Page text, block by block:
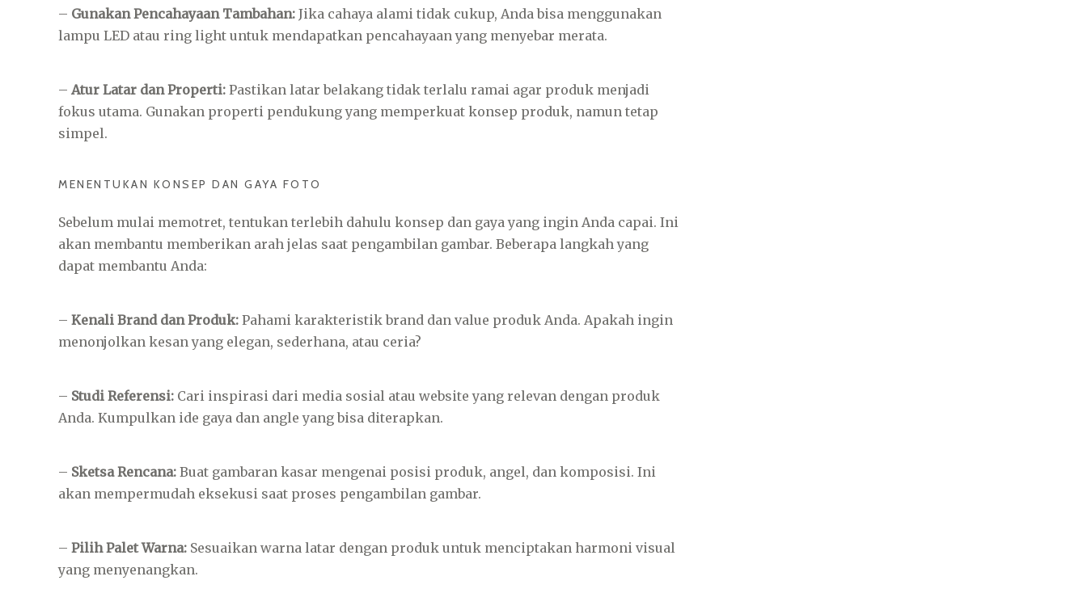
– Gunakan Pencahayaan Tambahan: Jika cahaya alami tidak cukup, Anda bisa menggunakan
lampu LED atau ring light untuk mendapatkan pencahayaan yang menyebar merata.
– Atur Latar dan Properti: Pastikan latar belakang tidak terlalu ramai agar produk menjadi
fokus utama. Gunakan properti pendukung yang memperkuat konsep produk, namun tetap
simpel.
MENENTUKAN KONSEP DAN GAYA FOTO
Sebelum mulai memotret, tentukan terlebih dahulu konsep dan gaya yang ingin Anda capai. Ini
akan membantu memberikan arah jelas saat pengambilan gambar. Beberapa langkah yang
dapat membantu Anda:
– Kenali Brand dan Produk: Pahami karakteristik brand dan value produk Anda. Apakah ingin
menonjolkan kesan yang elegan, sederhana, atau ceria?
– Studi Referensi: Cari inspirasi dari media sosial atau website yang relevan dengan produk
Anda. Kumpulkan ide gaya dan angle yang bisa diterapkan.
– Sketsa Rencana: Buat gambaran kasar mengenai posisi produk, angel, dan komposisi. Ini
akan mempermudah eksekusi saat proses pengambilan gambar.
– Pilih Palet Warna: Sesuaikan warna latar dengan produk untuk menciptakan harmoni visual
yang menyenangkan.